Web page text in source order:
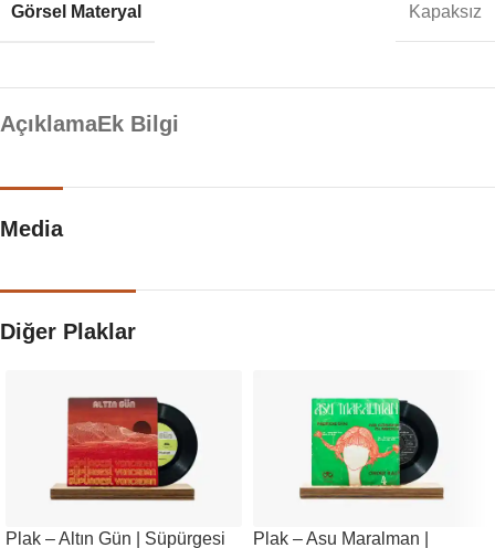
Görsel Materyal Kapaksız
AçıklamaEk Bilgi
Media
Diğer Plaklar
Plak – Altın Gün | Süpürgesi
Plak – Asu Maralman |